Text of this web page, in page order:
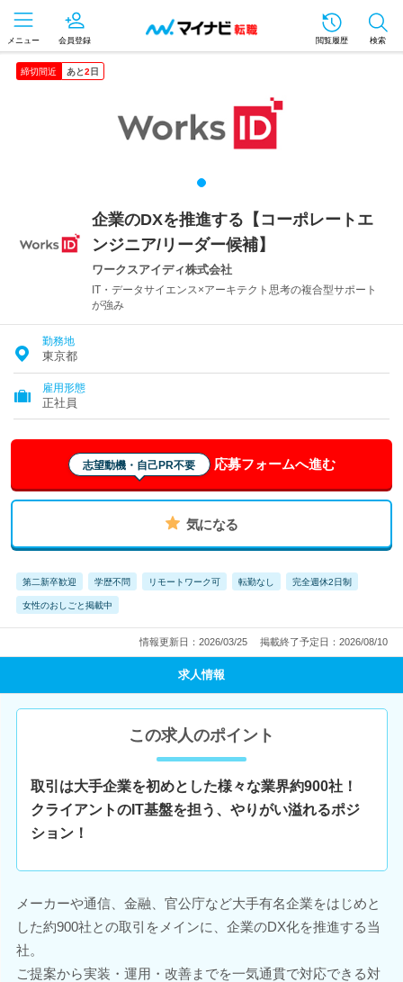
メニュー 会員登録 閲覧履歴 検索
締切間近 あと2 日
企業のDXを推進する【コーポレートエ
ンジニア/リーダー候補】
ワークスアイディ株式会社
IT・データサイエンス×アーキテクト思考の複合型サポート
が強み
勤務地
東京都
雇用形態
正社員
志望動機・自己PR不要 応募フォームへ進む
気になる
第二新卒歓迎 学歴不問 リモートワーク可 転勤なし 完全週休2日制
女性のおしごと掲載中
情報更新日：2026/03/25 掲載終了予定日：2026/08/10
求人情報
この求人のポイント
取引は大手企業を初めとした様々な業界約900社！
クライアントのIT基盤を担う、やりがい溢れるポジ
ション！
メーカーや通信、金融、官公庁など大手有名企業をはじめと
した約900社との取引をメインに、企業のDX化を推進する当
社。
ご提案から実装・運用・改善までを一気通貫で対応できる対